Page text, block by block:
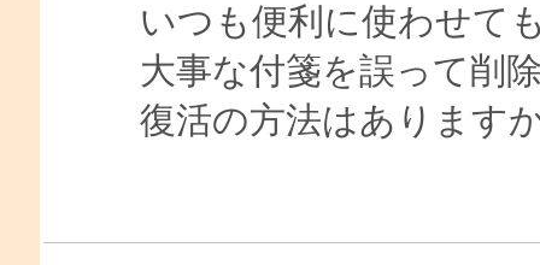
いつも便利に使わせて
大事な付箋を誤って削
復活の方法はあります